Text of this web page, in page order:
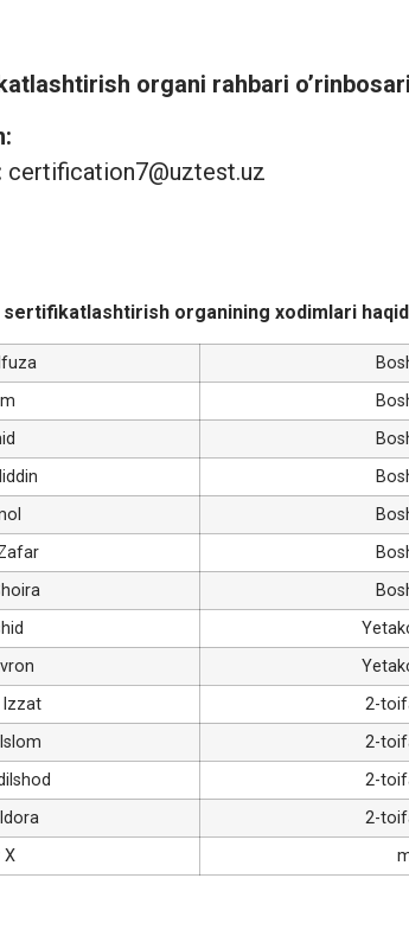
organi rahbari
certification7@uztest.uz
organining xodimlari
Izzat
2-
2-
2-
2-
X